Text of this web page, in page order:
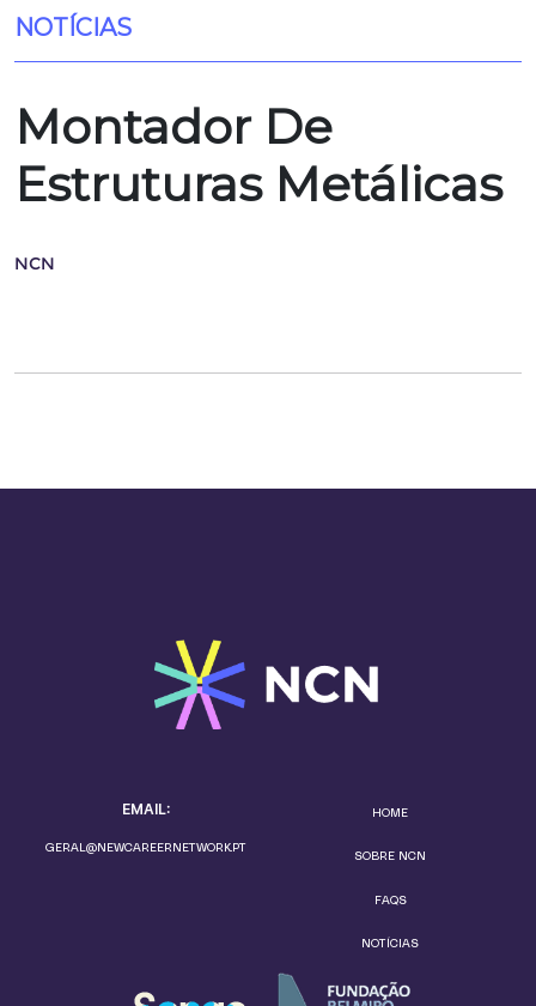
NOTÍCIAS
Montador De
Estruturas Metálicas
NCN
EMAIL:
GERAL@NEWCAREERNETWORK.PT
HOME
SOBRE NCN
FAQS
NOTÍCIAS